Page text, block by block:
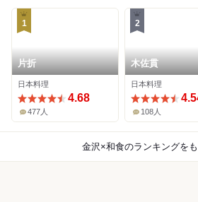
1
片折
日本料理
4.68
477人
2
木佐貫
日本料理
108人
金沢×和食のランキングを